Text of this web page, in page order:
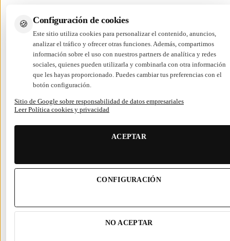
🍪 Configuración de cookies
Este sitio utiliza cookies para personalizar el contenido, anuncios,
analizar el tráfico y ofrecer otras funciones. Además, compartimos
información sobre el uso con nuestros partners de analítica y redes
sociales, quienes pueden utilizarla y combinarla con otra información
que les hayas proporcionado. Puedes cambiar tus preferencias con el
botón configuración.
Sitio de Google sobre responsabilidad de datos empresariales
Leer Política cookies y privacidad
ACEPTAR
CONFIGURACIÓN
NO ACEPTAR